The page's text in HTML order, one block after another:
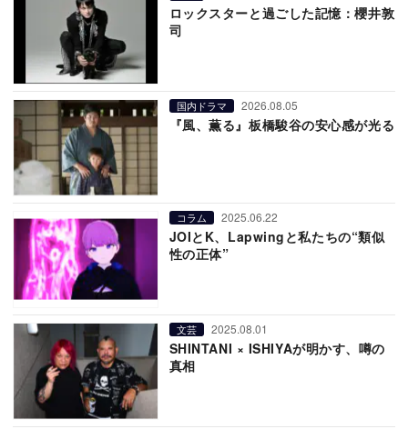
ロックスターと過ごした記憶：櫻井敦
司
国内ドラマ 2026.08.05
『風、薫る』板橋駿谷の安心感が光る
コラム 2025.06.22
JOIとK、Lapwingと私たちの“類似
性の正体”
文芸 2025.08.01
SHINTANI × ISHIYAが明かす、噂の
真相